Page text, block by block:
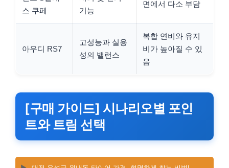
스 쿠페
기능
면에서 다소 부담
아우디 RS7
고성능과 실용
성의 밸런스
복합 연비와 유지
비가 높아질 수 있
음
[구매 가이드] 시나리오별 포인
트와 트림 선택